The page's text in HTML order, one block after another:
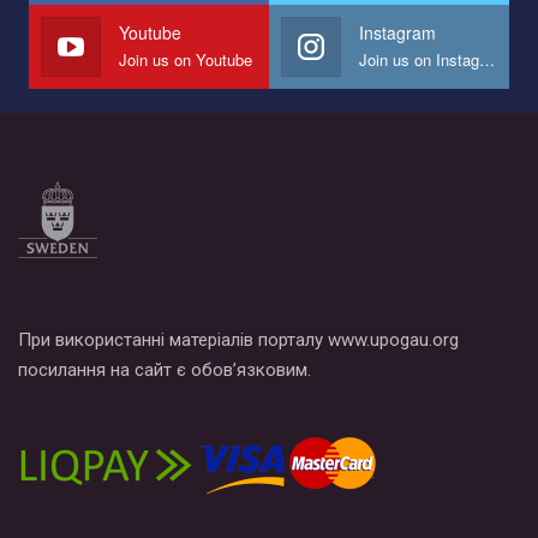
СОГИ в Украине.
Все, что вам нужно сделать - это зайти на наш канал YouTube
по этой ссылке и поставить лайк под видео.
Youtube
Join us on Youtube
Instagram
Join us on Instagram
При використанні матеріалів порталу www.upogau.org
посилання на сайт є обов’язковим.